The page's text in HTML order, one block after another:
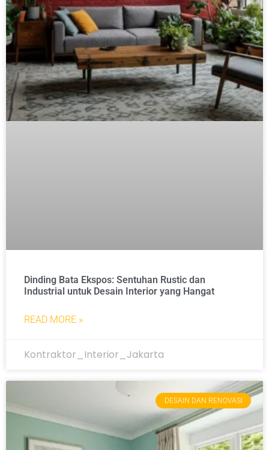
Dinding Bata Ekspos: Sentuhan Rustic dan
Industrial untuk Desain Interior yang Hangat
READ MORE »
Kontraktor_Interior_Jakarta
DESAIN DAN RENOVASI